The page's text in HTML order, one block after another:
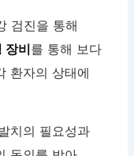
검진을 통해
장비를 통해 보다
환자의 상태에
치의 필요성과